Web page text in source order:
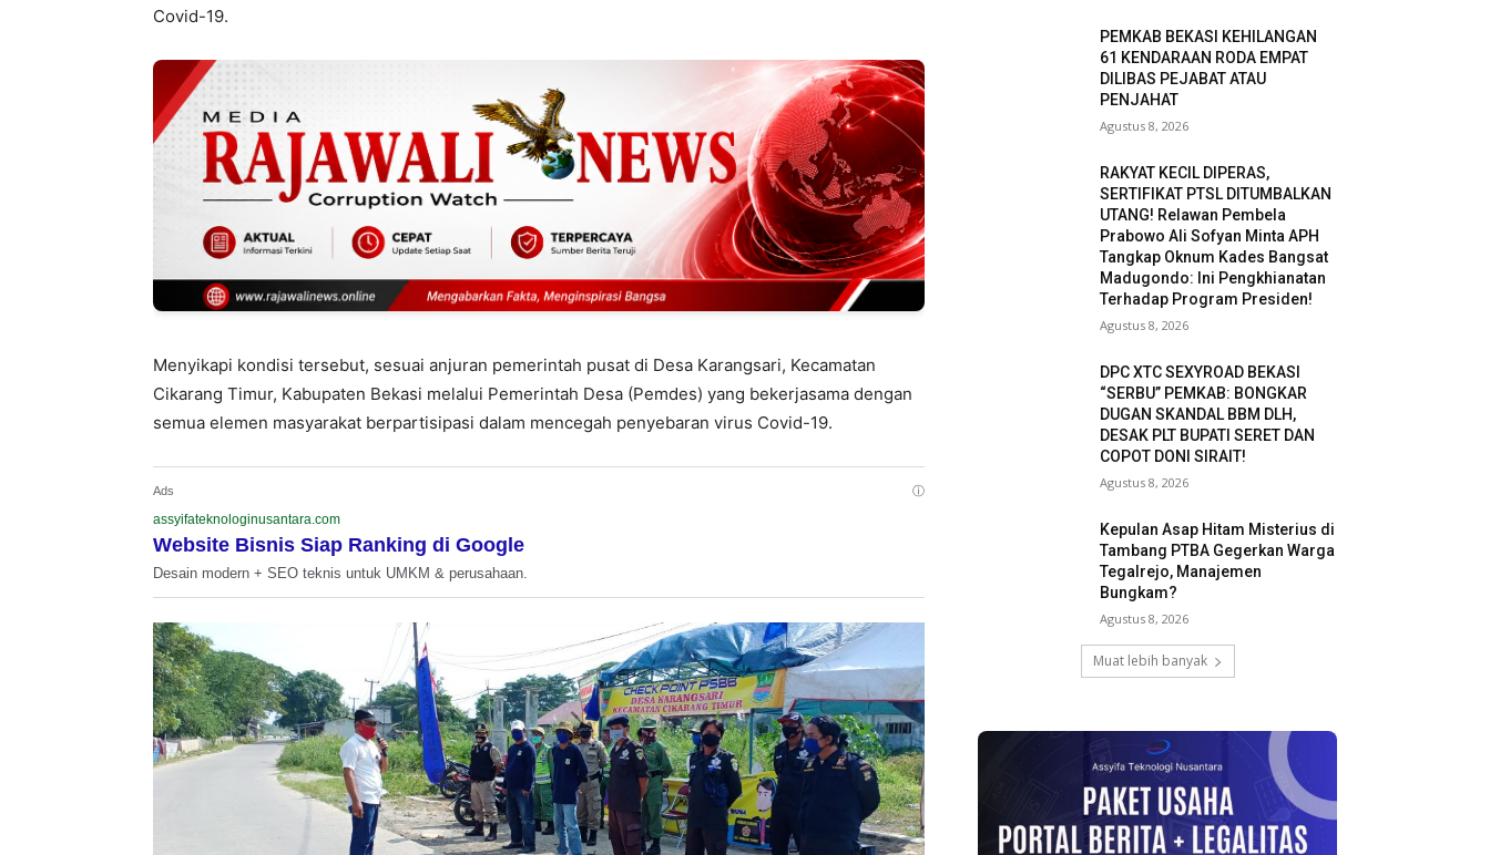
Covid-19.
Menyikapi kondisi tersebut, sesuai anjuran pemerintah pusat di Desa Karangsari, Kecamatan
Cikarang Timur, Kabupaten Bekasi melalui Pemerintah Desa (Pemdes) yang bekerjasama dengan
semua elemen masyarakat berpartisipasi dalam mencegah penyebaran virus Covid-19.
Ads ⓘ
assyifateknologinusantara.com
Website Bisnis Siap Ranking di Google
Desain modern + SEO teknis untuk UMKM & perusahaan.
PEMKAB BEKASI KEHILANGAN
61 KENDARAAN RODA EMPAT
DILIBAS PEJABAT ATAU
PENJAHAT
Agustus 8, 2026
RAKYAT KECIL DIPERAS,
SERTIFIKAT PTSL DITUMBALKAN
UTANG! Relawan Pembela
Prabowo Ali Sofyan Minta APH
Tangkap Oknum Kades Bangsat
Madugondo: Ini Pengkhianatan
Terhadap Program Presiden!
Agustus 8, 2026
DPC XTC SEXYROAD BEKASI
“SERBU” PEMKAB: BONGKAR
DUGAN SKANDAL BBM DLH,
DESAK PLT BUPATI SERET DAN
COPOT DONI SIRAIT!
Agustus 8, 2026
Kepulan Asap Hitam Misterius di
Tambang PTBA Gegerkan Warga
Tegalrejo, Manajemen
Bungkam?
Agustus 8, 2026
Muat lebih banyak